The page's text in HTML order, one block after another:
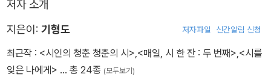
시고 나서 아버지는 3년 동안 낚시만 하셨어요. 그래도 아버지는 너
희들을 건졌어. 이웃 농장에 가서 닭도 키우셨다. 땅도 한 뙈기 장만하
셨었다. 작은 누이가 마침내 울음을 터뜨렸다. 죽은 맨드라미처럼 빨
간 내복이 스웨터 밖으로 나와 있었다. 그러나 그때 아버지는 채소 씨
저자 소개
지은이: 기형도 저자파일 신간알림 신청
최근작 : <시인의 청춘 청춘의 시>,<매일, 시 한 잔 : 두 번째>,<시를
잊은 나에게> … 총 24종 (모두보기)